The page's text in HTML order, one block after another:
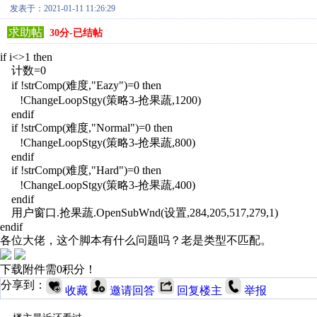
发表于：2021-01-11 11:26:29
求助帖 30分-已结帖
if i<>1 then
计数=0
if !strComp(难度,"Eazy")=0 then
!ChangeLoopStgy(策略3-抢果蔬,1200)
endif
if !strComp(难度,"Normal")=0 then
!ChangeLoopStgy(策略3-抢果蔬,800)
endif
if !strComp(难度,"Hard")=0 then
!ChangeLoopStgy(策略3-抢果蔬,400)
endif
用户窗口.抢果蔬.OpenSubWnd(设置,284,205,517,279,1)
endif
各位大佬，这个脚本有什么问题吗？老是类型不匹配。
下载附件需0积分！
分享到：
收藏 邀请回答 回复楼主 举报